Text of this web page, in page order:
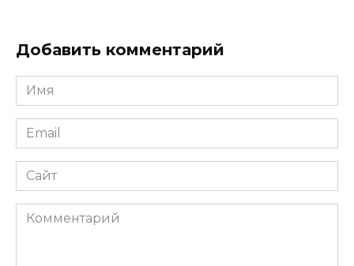
Добавить комментарий
Имя
*
Email
*
Сайт
Комментарий